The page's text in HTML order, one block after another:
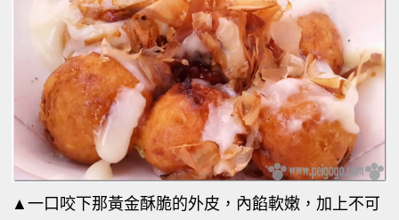
▲一口咬下那黃金酥脆的外皮，內餡軟嫩，加上不可